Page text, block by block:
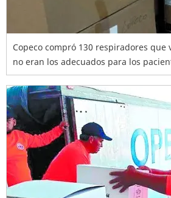
Copeco compró 130 respiradores que
no eran los adecuados para los